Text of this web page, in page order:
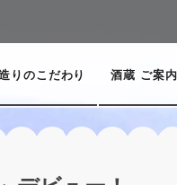
りのこだわり 酒蔵 ご案内